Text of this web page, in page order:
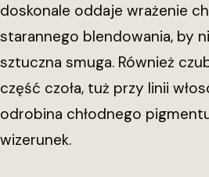
doskonale oddaje wrażenie
starannego blendowania, by
sztuczna smuga. Również
część czoła, tuż przy linii
odrobina chłodnego
wizerunek.